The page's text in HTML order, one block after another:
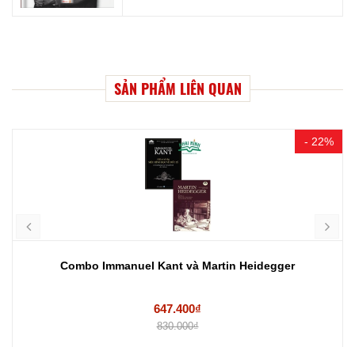
SẢN PHẨM LIÊN QUAN
- 22%
Combo Immanuel Kant và Martin Heidegger
647.400₫
830.000₫